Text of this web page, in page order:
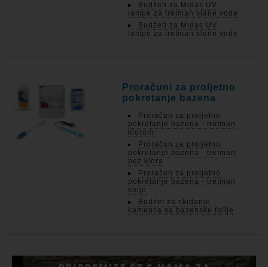
Budžeti za Midas UV
lampe za tretman slane vode
Budžeti za Midas UV
lampe za tretman slane vode
Proračuni za proljetno
pokretanje bazena
Proračun za proljetno
pokretanje bazena - tretman
klorom
Proračun za proljetno
pokretanje bazena - tretman
bez klora
Proračun za proljetno
pokretanje bazena - tretman
solju
Budžet za skidanje
kamenca sa bazenske folije